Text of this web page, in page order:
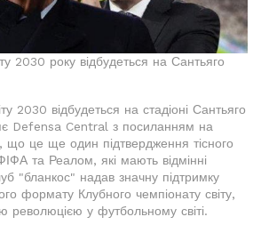
2030 року відбудеться на Сантьяго
2030 відбудеться на стадіоні Сантьяго
Defensa Central з посиланням на
що це ще один підтвердження тісного
та Реалом, які мають відмінні
"бланкос" надав значну підтримку
формату Клубного чемпіонату світу,
революцією у футбольному світі.